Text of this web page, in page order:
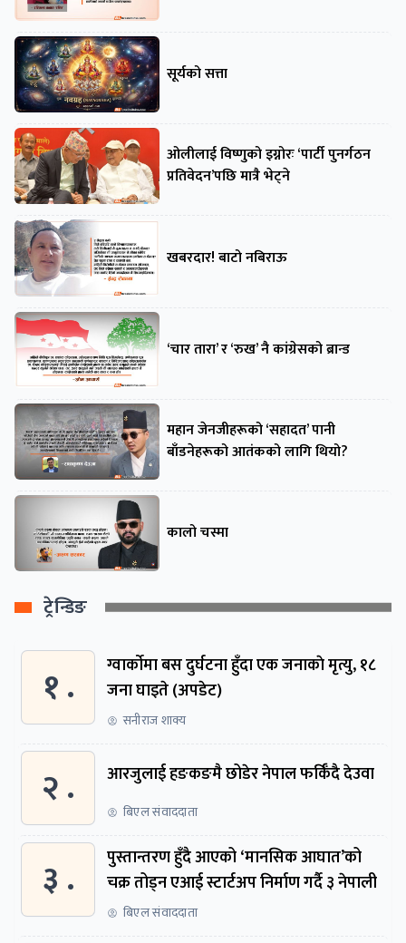
सूर्यको सत्ता
ओलीलाई विष्णुको इग्नोरः ‘पार्टी पुनर्गठन
प्रतिवेदन’पछि मात्रै भेट्ने
खबरदार! बाटो नबिराऊ
‘चार तारा’ र ‘रुख’ नै कांग्रेसको ब्रान्ड
महान जेनजीहरूको ‘सहादत’ पानी
बाँडनेहरूको आतंकको लागि थियो?
कालो चस्मा
ट्रेन्डिङ
१ .
ग्वार्काेमा बस दुर्घटना हुँदा एक जनाकाे मृत्यु, १८
जना घाइते (अपडेट)
सनीराज शाक्य
२ . आरजुलाई हङकङमै छोडेर नेपाल फर्किँदै देउवा
बिएल संवाददाता
३ .
पुस्तान्तरण हुँदै आएको ‘मानसिक आघात’को
चक्र तोड्न एआई स्टार्टअप निर्माण गर्दै ३ नेपाली
बिएल संवाददाता